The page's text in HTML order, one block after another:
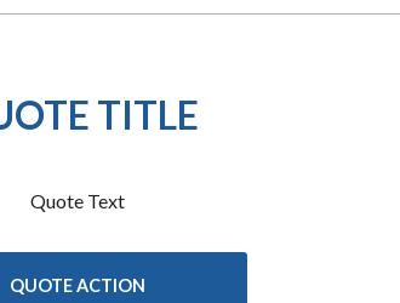
TITLE
Quote Text
QUOTE ACTION